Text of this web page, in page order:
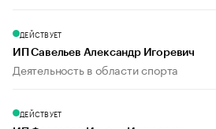
ДЕЙСТВУЕТ
ИП Савельев Александр Игоревич
Деятельность в области спорта
ДЕЙСТВУЕТ